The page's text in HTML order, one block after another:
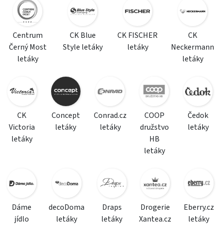
Centrum
Černý Most
letáky
CK Blue
Style letáky
CK FISCHER
letáky
CK
Neckermann
letáky
CK
Victoria
letáky
Concept
letáky
Conrad.cz
letáky
COOP
družstvo
HB
letáky
Čedok
letáky
Dáme
jídlo
decoDoma
letáky
Draps
letáky
Drogerie
Xantea.cz
Eberry.cz
letáky